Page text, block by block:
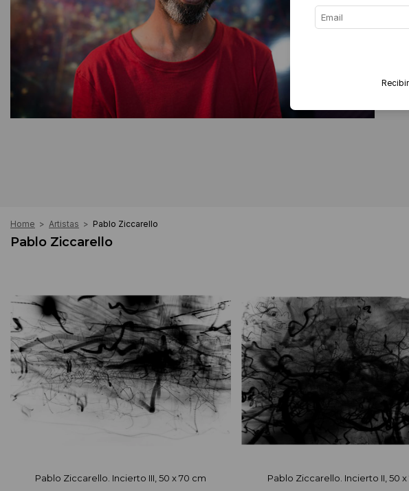
Home > Artistas > Pablo Ziccarello
Pablo Ziccarello
Pablo Ziccarello. Incierto III, 50 x 70 cm
Pablo Ziccarello. Incierto II, 50 x